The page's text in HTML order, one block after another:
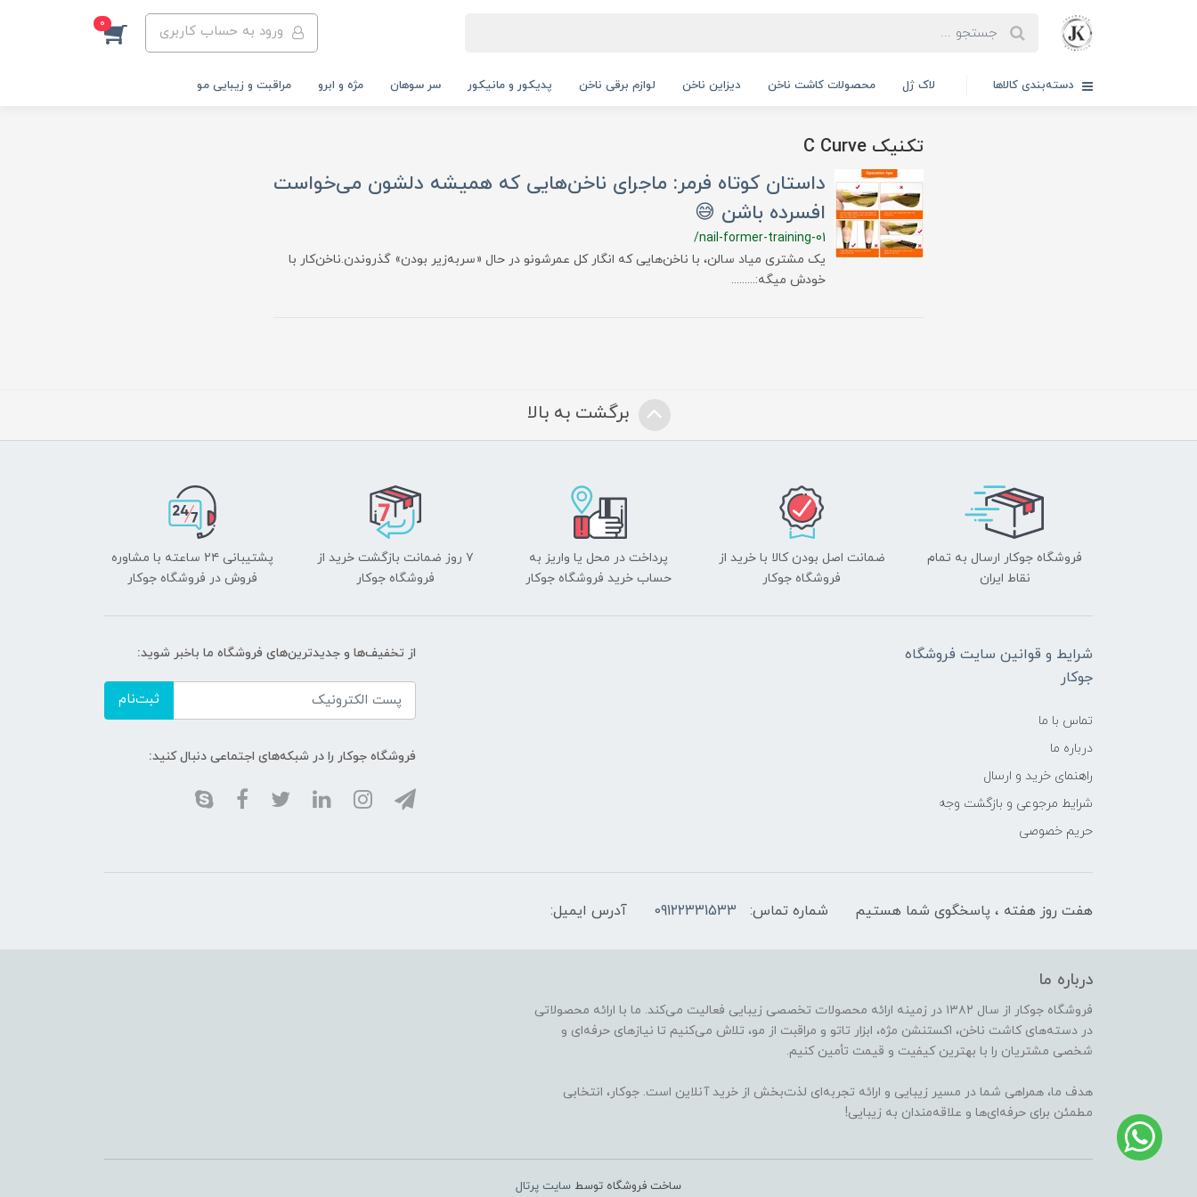
ورود به حساب کاربری 0
دسته‌بندی کالاها لاک ژل محصولات کاشت ناخن دیزاین ناخن لوازم برقی ناخن پدیکور و مانیکور سر سوهان مژه و ابرو مراقبت و زیبایی مو
تکنیک C Curve
داستان کوتاه فرمر: ماجرای ناخن‌هایی که همیشه دلشون می‌خواست
افسرده باشن 😅
/nail-former-training-01
یک مشتری میاد سالن، با ناخن‌هایی که انگار کل عمرشونو در حال «سربه‌زیر بودن» گذروندن.ناخن‌کار با
خودش میگه:.........
برگشت به بالا
فروشگاه جوکار ارسال به تمام
نقاط ایران
ضمانت اصل بودن کالا با خرید از
فروشگاه جوکار
پرداخت در محل یا واریز به
حساب خرید فروشگاه جوکار
۷ روز ضمانت بازگشت خرید از
فروشگاه جوکار
پشتیبانی ۲۴ ساعته با مشاوره
فروش در فروشگاه جوکار
شرایط و قوانین سایت فروشگاه
جوکار
تماس با ما
درباره ما
راهنمای خرید و ارسال
شرایط مرجوعی و بازگشت وجه
حریم خصوصی
از تخفیف‌ها و جدیدترین‌های فروشگاه ما باخبر شوید:
ثبت‌نام
فروشگاه جوکار را در شبکه‌های اجتماعی دنبال کنید:
هفت روز هفته ، پاسخگوی شما هستیم شماره تماس: 09122331533 آدرس ایمیل:
درباره ما
فروشگاه جوکار از سال ۱۳۸۲ در زمینه ارائه محصولات تخصصی زیبایی فعالیت می‌کند. ما با ارائه محصولاتی
در دسته‌های کاشت ناخن، اکستنشن مژه، ابزار تاتو و مراقبت از مو، تلاش می‌کنیم تا نیازهای حرفه‌ای و
شخصی مشتریان را با بهترین کیفیت و قیمت تأمین کنیم.
هدف ما، همراهی شما در مسیر زیبایی و ارائه تجربه‌ای لذت‌بخش از خرید آنلاین است. جوکار، انتخابی
مطمئن برای حرفه‌ای‌ها و علاقه‌مندان به زیبایی!
ساخت فروشگاه توسط سایت پرتال